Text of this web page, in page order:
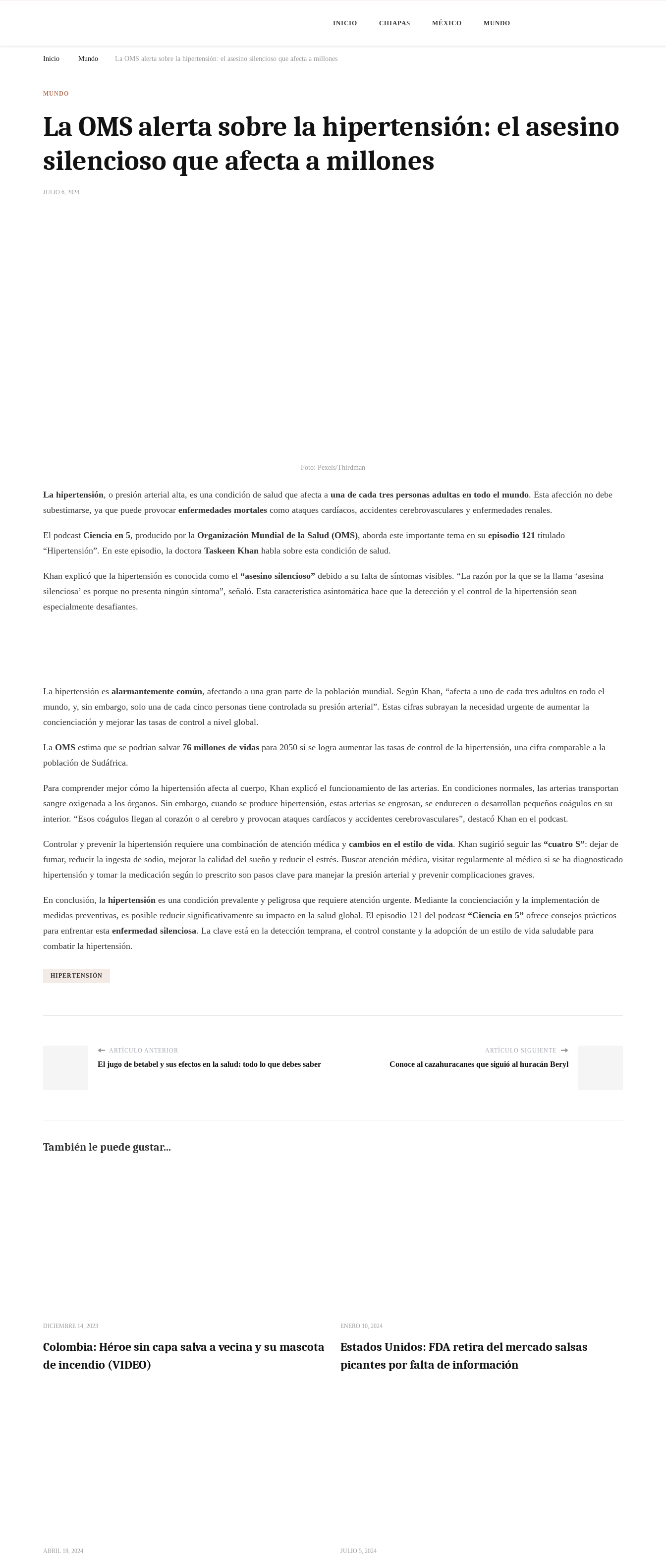
INICIO CHIAPAS MÉXICO MUNDO
Inicio Mundo La OMS alerta sobre la hipertensión: el asesino silencioso que afecta a millones
MUNDO
La OMS alerta sobre la hipertensión: el asesino
silencioso que afecta a millones
JULIO 6, 2024
Foto: Pexels/Thirdman
La hipertensión, o presión arterial alta, es una condición de salud que afecta a una de cada tres personas adultas en todo el mundo. Esta afección no debe
subestimarse, ya que puede provocar enfermedades mortales como ataques cardíacos, accidentes cerebrovasculares y enfermedades renales.
El podcast Ciencia en 5, producido por la Organización Mundial de la Salud (OMS), aborda este importante tema en su episodio 121 titulado
“Hipertensión”. En este episodio, la doctora Taskeen Khan habla sobre esta condición de salud.
Khan explicó que la hipertensión es conocida como el “asesino silencioso” debido a su falta de síntomas visibles. “La razón por la que se la llama ‘asesina
silenciosa’ es porque no presenta ningún síntoma”, señaló. Esta característica asintomática hace que la detección y el control de la hipertensión sean
especialmente desafiantes.
La hipertensión es alarmantemente común, afectando a una gran parte de la población mundial. Según Khan, “afecta a uno de cada tres adultos en todo el
mundo, y, sin embargo, solo una de cada cinco personas tiene controlada su presión arterial”. Estas cifras subrayan la necesidad urgente de aumentar la
concienciación y mejorar las tasas de control a nivel global.
La OMS estima que se podrían salvar 76 millones de vidas para 2050 si se logra aumentar las tasas de control de la hipertensión, una cifra comparable a la
población de Sudáfrica.
Para comprender mejor cómo la hipertensión afecta al cuerpo, Khan explicó el funcionamiento de las arterias. En condiciones normales, las arterias transportan
sangre oxigenada a los órganos. Sin embargo, cuando se produce hipertensión, estas arterias se engrosan, se endurecen o desarrollan pequeños coágulos en su
interior. “Esos coágulos llegan al corazón o al cerebro y provocan ataques cardíacos y accidentes cerebrovasculares”, destacó Khan en el podcast.
Controlar y prevenir la hipertensión requiere una combinación de atención médica y cambios en el estilo de vida. Khan sugirió seguir las “cuatro S”: dejar de
fumar, reducir la ingesta de sodio, mejorar la calidad del sueño y reducir el estrés. Buscar atención médica, visitar regularmente al médico si se ha diagnosticado
hipertensión y tomar la medicación según lo prescrito son pasos clave para manejar la presión arterial y prevenir complicaciones graves.
En conclusión, la hipertensión es una condición prevalente y peligrosa que requiere atención urgente. Mediante la concienciación y la implementación de
medidas preventivas, es posible reducir significativamente su impacto en la salud global. El episodio 121 del podcast “Ciencia en 5” ofrece consejos prácticos
para enfrentar esta enfermedad silenciosa. La clave está en la detección temprana, el control constante y la adopción de un estilo de vida saludable para
combatir la hipertensión.
HIPERTENSIÓN
ARTÍCULO ANTERIOR
El jugo de betabel y sus efectos en la salud: todo lo que debes saber
ARTÍCULO SIGUIENTE
Conoce al cazahuracanes que siguió al huracán Beryl
También le puede gustar...
DICIEMBRE 14, 2023
Colombia: Héroe sin capa salva a vecina y su mascota
de incendio (VIDEO)
ENERO 10, 2024
Estados Unidos: FDA retira del mercado salsas
picantes por falta de información
ABRIL 19, 2024 JULIO 5, 2024